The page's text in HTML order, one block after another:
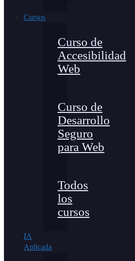
Cursos
Curso de
Accesibilidad
Web
Curso de
Desarrollo
Seguro
para Web
Todos
los
cursos
IA
Aplicada